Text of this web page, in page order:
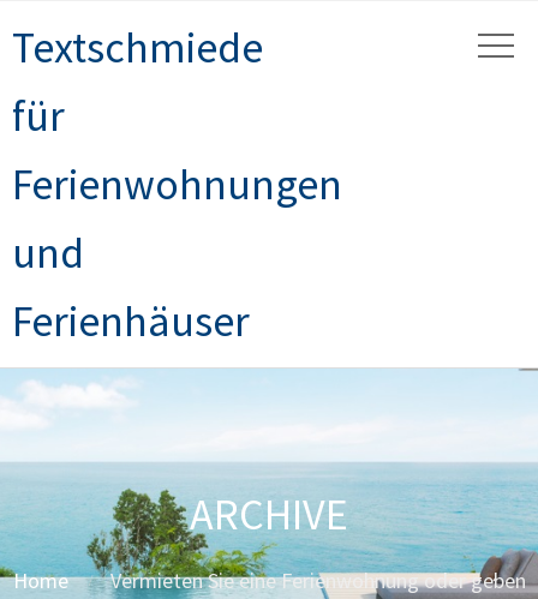
Textschmiede
für
Ferienwohnungen
und
Ferienhäuser
ARCHIVE
Home
Vermieten Sie eine Ferienwohnung oder geben